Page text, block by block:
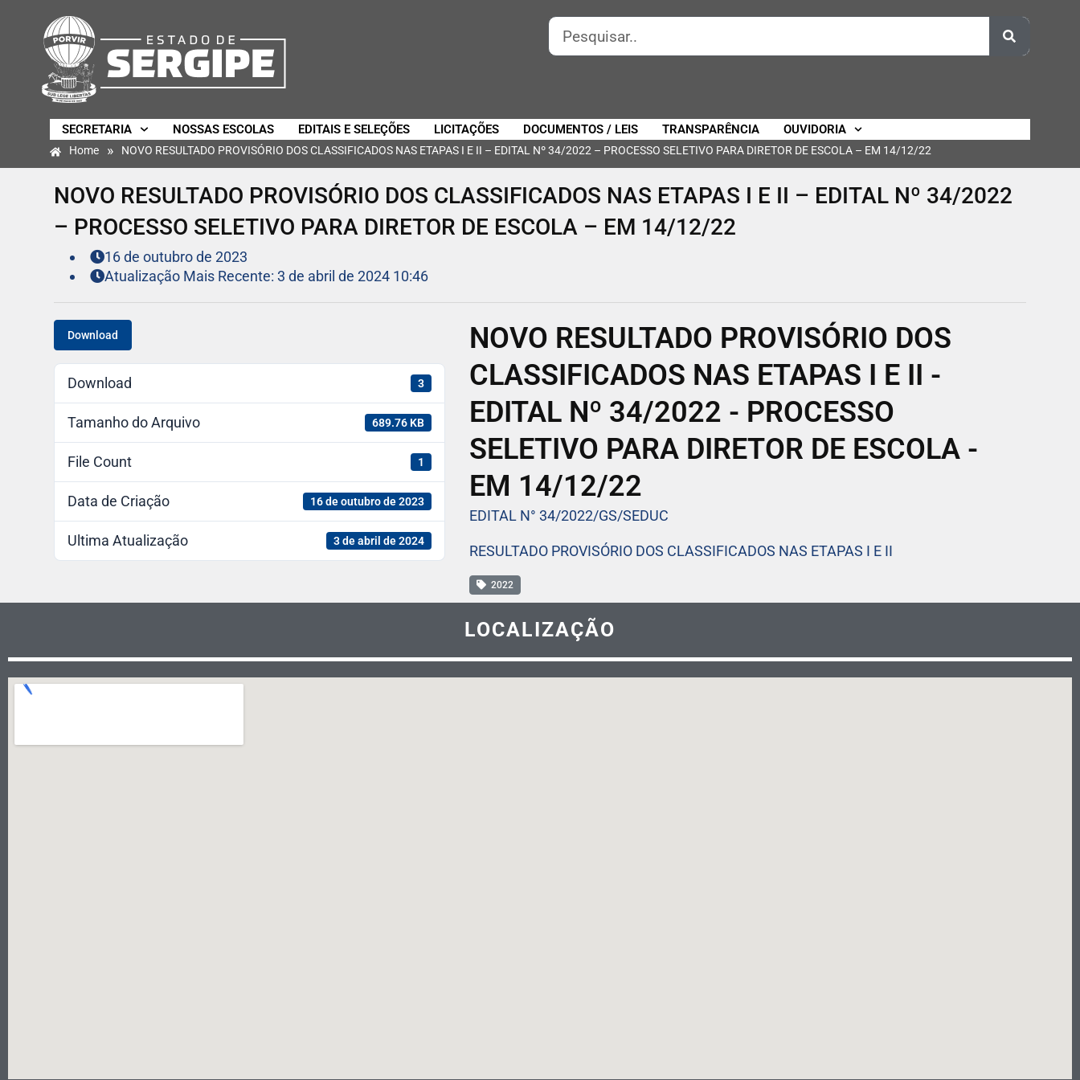
SECRETARIA NOSSAS ESCOLAS EDITAIS E SELEÇÕES LICITAÇÕES DOCUMENTOS / LEIS TRANSPARÊNCIA OUVIDORIA
Home » NOVO RESULTADO PROVISÓRIO DOS CLASSIFICADOS NAS ETAPAS I E II – EDITAL Nº 34/2022 – PROCESSO SELETIVO PARA DIRETOR DE ESCOLA – EM 14/12/22
NOVO RESULTADO PROVISÓRIO DOS CLASSIFICADOS NAS ETAPAS I E II – EDITAL Nº 34/2022
– PROCESSO SELETIVO PARA DIRETOR DE ESCOLA – EM 14/12/22
16 de outubro de 2023
Atualização Mais Recente: 3 de abril de 2024 10:46
Download
Download 3
Tamanho do Arquivo 689.76 KB
File Count 1
Data de Criação 16 de outubro de 2023
Ultima Atualização 3 de abril de 2024
NOVO RESULTADO PROVISÓRIO DOS
CLASSIFICADOS NAS ETAPAS I E II -
EDITAL Nº 34/2022 - PROCESSO
SELETIVO PARA DIRETOR DE ESCOLA -
EM 14/12/22
EDITAL N° 34/2022/GS/SEDUC
RESULTADO PROVISÓRIO DOS CLASSIFICADOS NAS ETAPAS I E II
2022
LOCALIZAÇÃO